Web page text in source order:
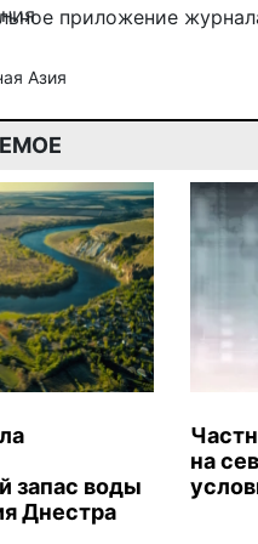
приложение
Азия
запас воды
Днестра
на